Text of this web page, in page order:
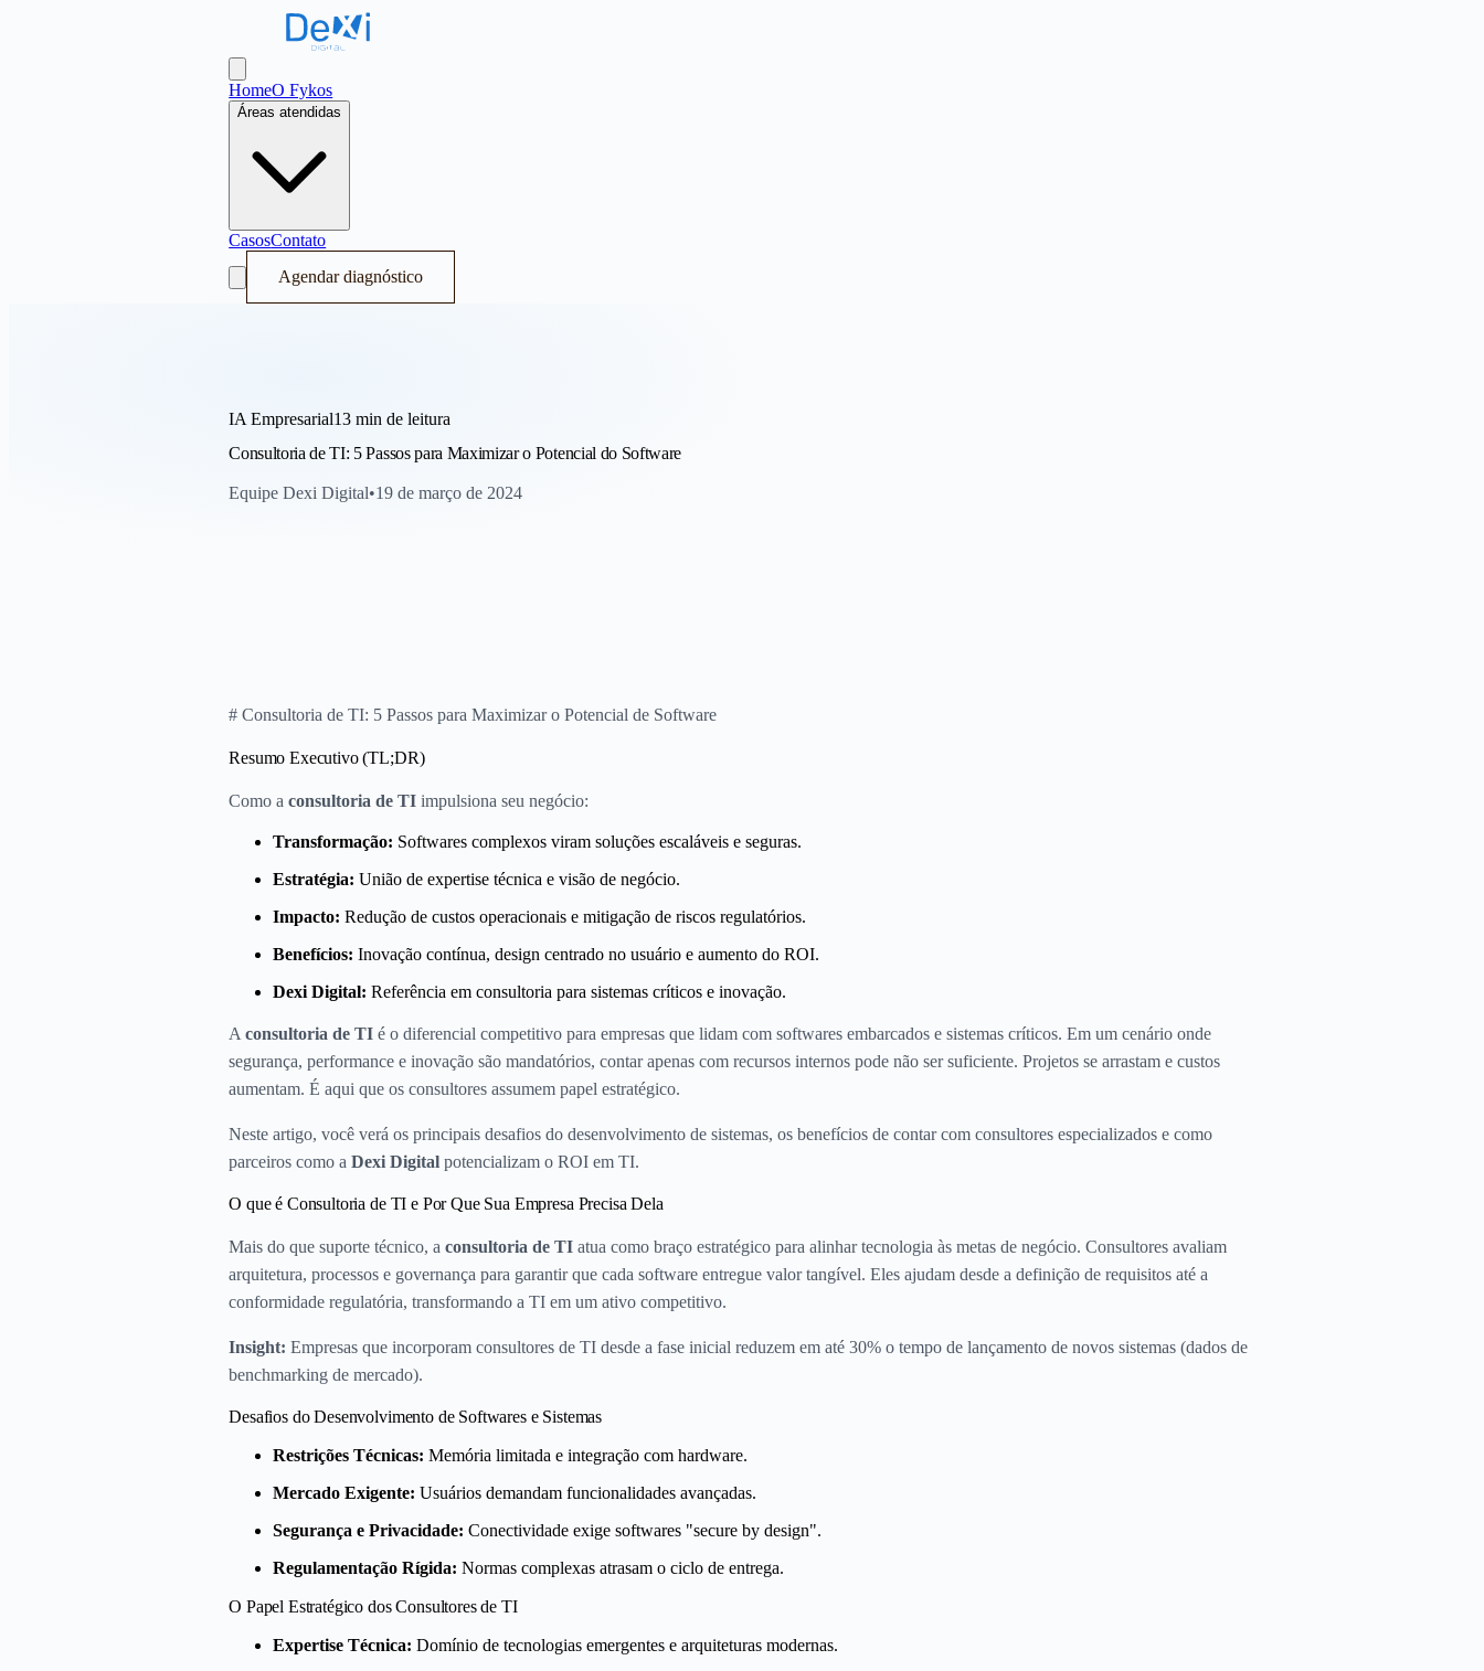
Dexi Digital - Sistema Operacional de Receita
HomeO Fykos
Áreas atendidas
CasosContato
Agendar diagnóstico
IA Empresarial13 min de leitura
Consultoria de TI: 5 Passos para Maximizar o Potencial do Software
Equipe Dexi Digital•19 de março de 2024
# Consultoria de TI: 5 Passos para Maximizar o Potencial de Software
Resumo Executivo (TL;DR)
Como aconsultoria de TI impulsiona seu negócio:
Transformação: Softwares complexos viram soluções escaláveis e seguras.
Estratégia: União de expertise técnica e visão de negócio.
Impacto: Redução de custos operacionais e mitigação de riscos regulatórios.
Benefícios: Inovação contínua, design centrado no usuário e aumento do ROI.
Dexi Digital: Referência em consultoria para sistemas críticos e inovação.
Aconsultoria de TI é o diferencial competitivo para empresas que lidam com softwares embarcados e sistemas críticos. Em um cenário onde
segurança, performance e inovação são mandatórios, contar apenas com recursos internos pode não ser suficiente. Projetos se arrastam e custos
aumentam. É aqui que os consultores assumem papel estratégico.
Neste artigo, você verá os principais desafios do desenvolvimento de sistemas, os benefícios de contar com consultores especializados e como
parceiros como aDexi Digital potencializam o ROI em TI.
O que é Consultoria de TI e Por Que Sua Empresa Precisa Dela
Mais do que suporte técnico, aconsultoria de TI atua como braço estratégico para alinhar tecnologia às metas de negócio. Consultores avaliam
arquitetura, processos e governança para garantir que cada software entregue valor tangível. Eles ajudam desde a definição de requisitos até a
conformidade regulatória, transformando a TI em um ativo competitivo.
Insight: Empresas que incorporam consultores de TI desde a fase inicial reduzem em até 30% o tempo de lançamento de novos sistemas (dados de
benchmarking de mercado).
Desafios do Desenvolvimento de Softwares e Sistemas
Restrições Técnicas: Memória limitada e integração com hardware.
Mercado Exigente: Usuários demandam funcionalidades avançadas.
Segurança e Privacidade: Conectividade exige softwares "secure by design".
Regulamentação Rígida: Normas complexas atrasam o ciclo de entrega.
O Papel Estratégico dos Consultores de TI
Expertise Técnica: Domínio de tecnologias emergentes e arquiteturas modernas.